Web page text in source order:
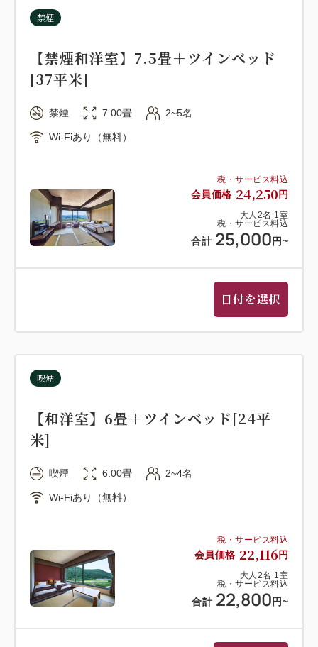
・ご希望に添えない場合はホテルよりご連絡させてい
・ご到着が18:00を過ぎる場合は必ずご連絡下さい。
・19:30以降は夕食をご用意できないことがございま
・ツイン・コーナーツイン・セミダブルのお部屋はお
子様のご予約は承っておりません。
湯税(中学生以上150円)が別途必要です。
●送迎バスのご案内(JR倉吉駅発着)※ホテルまでは約
15分
※お迎えをご希望の場合は前日までに「列車名・ご到
※ご利用前に必ずホテルまでご確認ください
税・サービス料込
会員価格 24,250 円
大人 2名 1室
税・サービス料込
合計 25,000 円~
禁煙
【禁煙和洋室】7.5畳＋ツインベッド
[37平米]
禁煙 7.00畳 2~5名
Wi-Fiあり（無料）
日付を選択
税・サービス料込
会員価格 22,116 円
大人 2名 1室
税・サービス料込
合計 22,800 円~
喫煙
【和洋室】6畳＋ツインベッド[24平
米]
喫煙 6.00畳 2~4名
Wi-Fiあり（無料）